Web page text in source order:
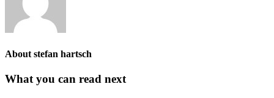
About stefan hartsch
What you can read next